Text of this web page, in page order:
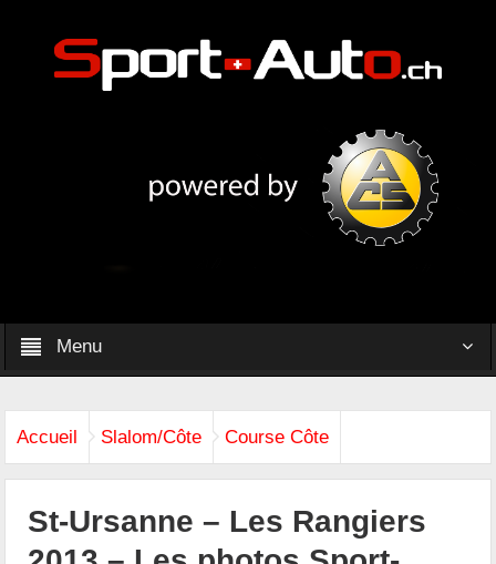
Menu
Accueil Slalom/Côte Course Côte
St-Ursanne – Les Rangiers